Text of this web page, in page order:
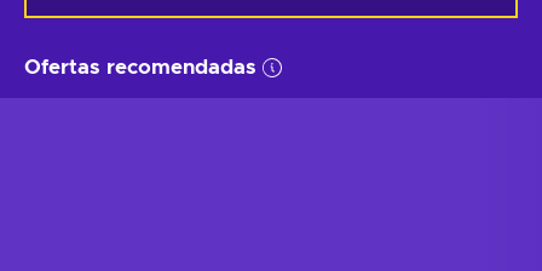
Ofertas recomendadas